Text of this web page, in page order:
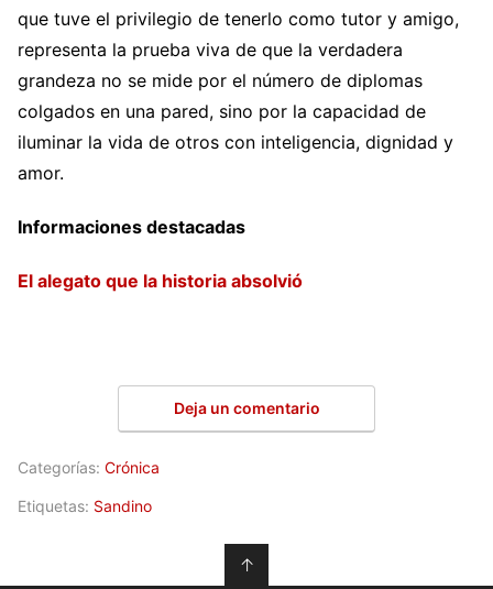
que tuve el privilegio de tenerlo como tutor y amigo,
representa la prueba viva de que la verdadera
grandeza no se mide por el número de diplomas
colgados en una pared, sino por la capacidad de
iluminar la vida de otros con inteligencia, dignidad y
amor.
Informaciones destacadas
El alegato que la historia absolvió
Deja un comentario
Categorías: Crónica
Etiquetas: Sandino
↑